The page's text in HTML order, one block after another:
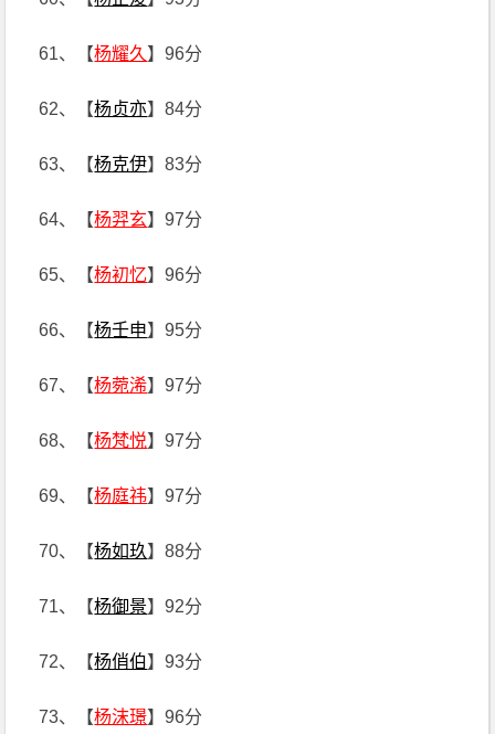
61、【杨耀久 】96分
62、【杨贞亦】84分
63、【杨克伊】83分
64、【杨羿玄】97分
65、【杨初忆】96分
66、【杨壬申】95分
67、【杨菀浠】97分
68、【杨梵悦】97分
69、【杨庭祎】97分
70、【杨如玖】88分
71、【杨御景】92分
72、【杨俏伯】93分
73、【杨沫璟】96分